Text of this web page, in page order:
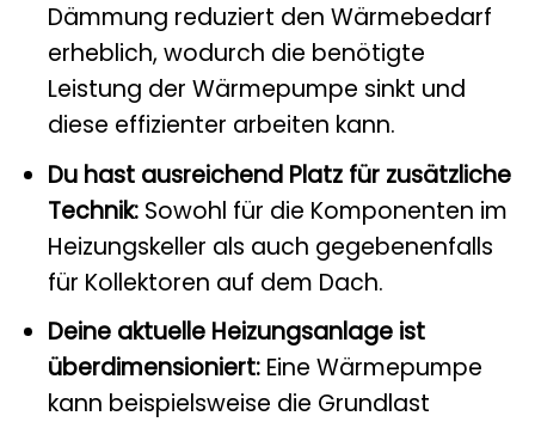
Dämmung reduziert den Wärmebedarf
erheblich, wodurch die benötigte
Leistung der Wärmepumpe sinkt und
diese effizienter arbeiten kann.
Du hast ausreichend Platz für zusätzliche
Technik:Sowohl für die Komponenten im
Heizungskeller als auch gegebenenfalls
für Kollektoren auf dem Dach.
Deine aktuelle Heizungsanlage ist
überdimensioniert:Eine Wärmepumpe
kann beispielsweise die Grundlast